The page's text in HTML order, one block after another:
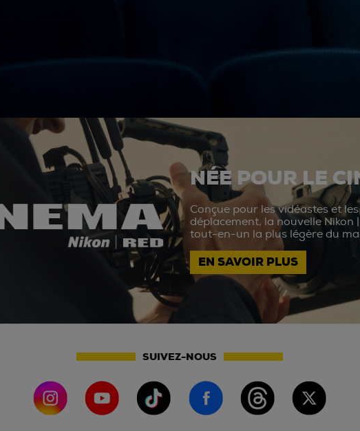
NÉE POUR LE
Conçue pour les vidéastes et
déplacement, la nouvelle Nikon
tout-en-un la plus légère du
EN SAVOIR PLUS
SUIVEZ-NOUS